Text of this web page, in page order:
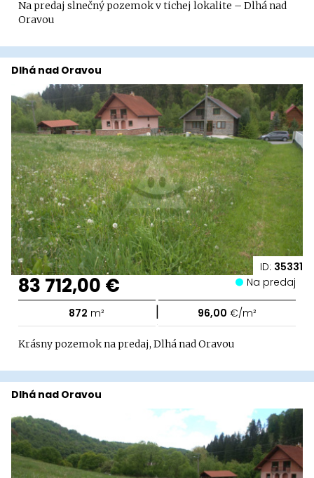
Na predaj slnečný pozemok v tichej lokalite – Dlhá nad
Oravou
ID: 35331
Dlhá nad Oravou
83 712,00 € Na predaj
872 m² | 96,00 €/m²
Krásny pozemok na predaj, Dlhá nad Oravou
Dlhá nad Oravou